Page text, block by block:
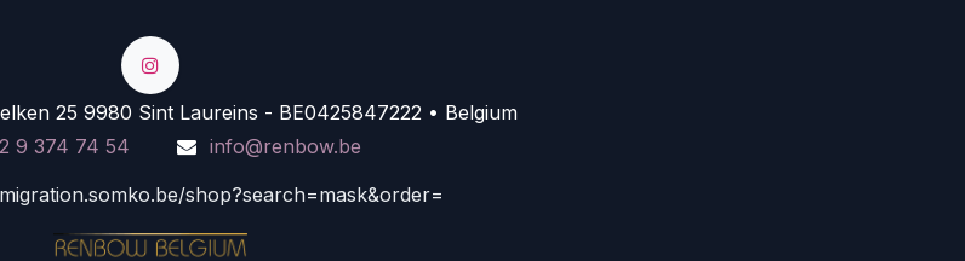
25 9980 Sint Laureins - BE0425847222 • Belgium
9 374 74 54
info@renbow.be
shop?search=mask&order=